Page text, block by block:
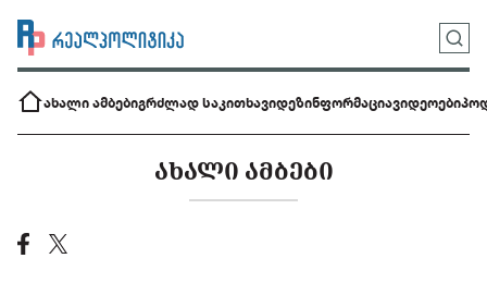
ახალი ამბებიგრძლად საკითხავიდეზინფორმაციავიდეოები
ᲐᲮᲐᲚᲘ ᲐᲛᲑᲔᲑᲘ